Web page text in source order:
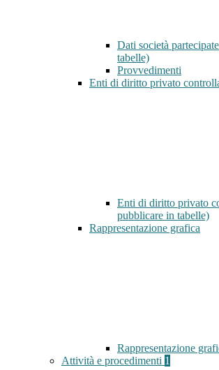
Dati società
tabelle)
Provvedimenti
Enti di diritto privato
Enti di diritto privato
pubblicare in tabelle)
Rappresentazione grafica
Rappresentazione
Attività e procedimenti 1